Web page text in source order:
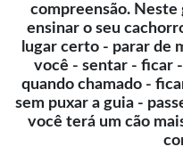
compreensão. Neste
ensinar o seu
lugar certo - parar de
você - sentar - ficar
quando chamado -
sem puxar a guia -
você terá um cão